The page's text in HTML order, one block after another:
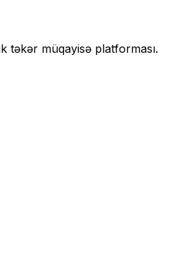
təkər müqayisə platforması.